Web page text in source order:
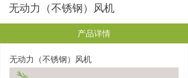
产品详情
无动力（不锈钢）风机
无动力（不锈钢）风机